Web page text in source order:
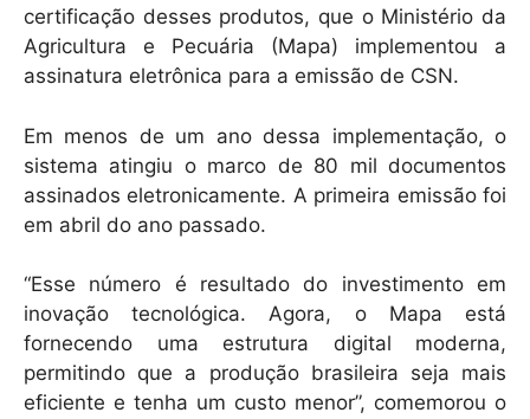
certificação desses produtos, que o Ministério da
Agricultura e Pecuária (Mapa) implementou a
assinatura eletrônica para a emissão de CSN.
Em menos de um ano dessa implementação, o
sistema atingiu o marco de 80 mil documentos
assinados eletronicamente. A primeira emissão foi
em abril do ano passado.
“Esse número é resultado do investimento em
inovação tecnológica. Agora, o Mapa está
fornecendo uma estrutura digital moderna,
permitindo que a produção brasileira seja mais
eficiente e tenha um custo menor”, comemorou o